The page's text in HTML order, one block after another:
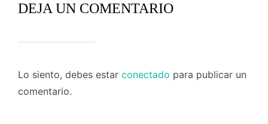
DEJA UN COMENTARIO
Lo siento, debes estar conectado para publicar un
comentario.